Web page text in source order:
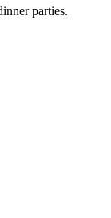
parties.